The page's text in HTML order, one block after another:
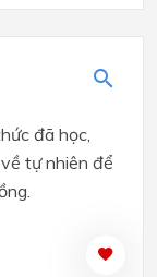
đã học,
tự nhiên để